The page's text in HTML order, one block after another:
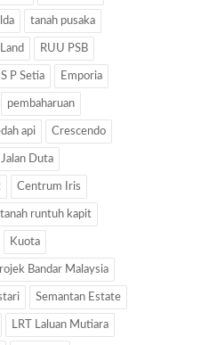
tanah pusaka
RUU PSB
S P Setia Emporia
pembaharuan
api Crescendo
Jalan Duta
Centrum Iris
tanah runtuh kapit
Kuota
Bandar Malaysia
Semantan Estate
LRT Laluan Mutiara